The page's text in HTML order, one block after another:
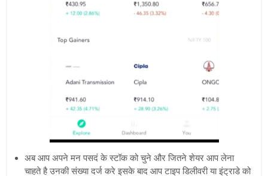
अब आप अपने मन पसदं के स्टॉक को चुने और जितने शेयर आप लेना
चाहते है उनकी संख्या दर्ज करे इसके बाद आप टाइप डिलीवरी या इंट्राडे को